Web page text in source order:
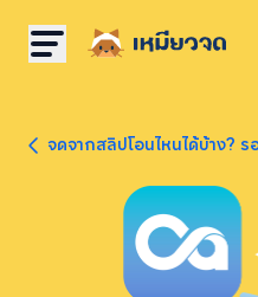
จดจากสลิปโอนไหนได้บ้าง? ร